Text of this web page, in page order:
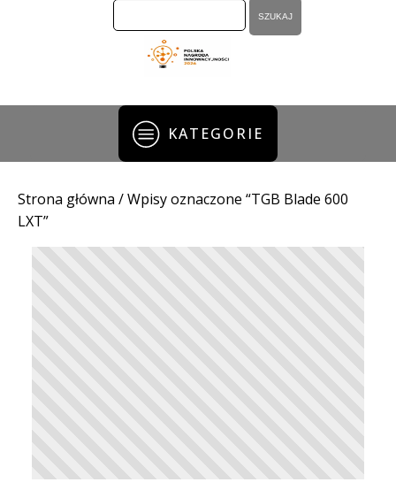
KATEGORIE
Strona główna / Wpisy oznaczone “TGB Blade 600
LXT”